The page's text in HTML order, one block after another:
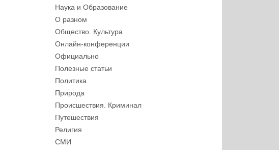
Наука и Образование
О разном
Общество. Культура
Онлайн-конференции
Официально
Полезные статьи
Политика
Природа
Происшествия. Криминал
Путешествия
Религия
СМИ